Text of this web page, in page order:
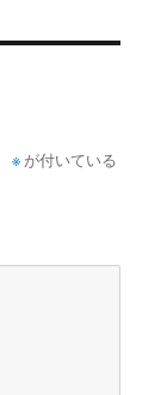
※ が付いている